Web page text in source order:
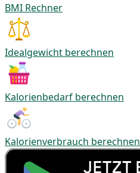
BMI Rechner
Idealgewicht berechnen
Kalorienbedarf berechnen
Kalorienverbrauch berechnen